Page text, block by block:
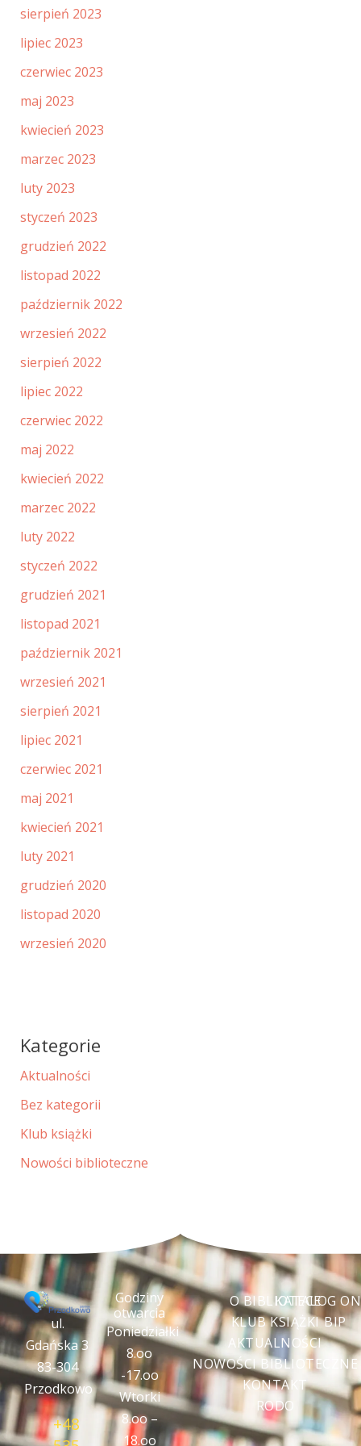
sierpień 2023
lipiec 2023
czerwiec 2023
maj 2023
kwiecień 2023
marzec 2023
luty 2023
styczeń 2023
grudzień 2022
listopad 2022
październik 2022
wrzesień 2022
sierpień 2022
lipiec 2022
czerwiec 2022
maj 2022
kwiecień 2022
marzec 2022
luty 2022
styczeń 2022
grudzień 2021
listopad 2021
październik 2021
wrzesień 2021
sierpień 2021
lipiec 2021
czerwiec 2021
maj 2021
kwiecień 2021
luty 2021
grudzień 2020
listopad 2020
wrzesień 2020
Kategorie
Aktualności
Bez kategorii
Klub książki
Nowości biblioteczne
ul.
Gdańska 3
83-304
Przodkowo
+48
Godziny
otwarcia
Poniedziałki
8.oo
-17.oo
Wtorki
8.oo –
18.oo
O BIBLIOTECE
KLUB KSIĄŻKI
AKTUALNOŚCI
NOWOŚCI BIBLIOTECZNE
KONTAKT
RODO
KATALOG
BIP